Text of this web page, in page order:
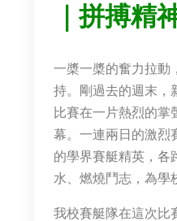
｜拼搏精
一槳一槳的奮力拉動
持。剛過去的週末，
比賽在一片熱烈的掌
幕。一連兩日的激烈
的學界賽艇精英，各
水、燃燒鬥志，為學
我校賽艇隊在這次比